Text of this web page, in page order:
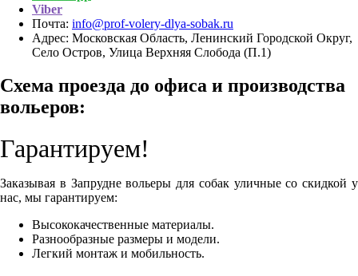
Viber
Почта: info@prof-volery-dlya-sobak.ru
Адрес: Московская Область, Ленинский Городской Округ,
Село Остров, Улица Верхняя Слобода (П.1)
Схема проезда до офиса и производства
вольеров:
Гарантируем!
Заказывая в Запрудне вольеры для собак уличные со скидкой у
нас, мы гарантируем:
Высококачественные материалы.
Разнообразные размеры и модели.
Легкий монтаж и мобильность.